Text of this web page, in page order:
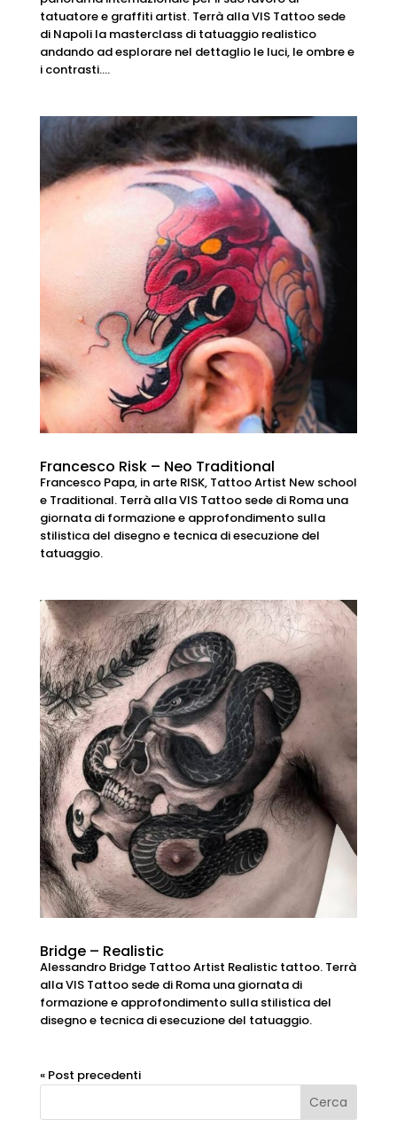
tatuatore e graffiti artist. Terrà alla VIS Tattoo sede
di Napoli la masterclass di tatuaggio realistico
andando ad esplorare nel dettaglio le luci, le ombre e
i contrasti....
Francesco Risk – Neo Traditional
Francesco Papa, in arte RISK, Tattoo Artist New school
e Traditional. Terrà alla VIS Tattoo sede di Roma una
giornata di formazione e approfondimento sulla
stilistica del disegno e tecnica di esecuzione del
tatuaggio.
Bridge – Realistic
Alessandro Bridge Tattoo Artist Realistic tattoo. Terrà
alla VIS Tattoo sede di Roma una giornata di
formazione e approfondimento sulla stilistica del
disegno e tecnica di esecuzione del tatuaggio.
« Post precedenti